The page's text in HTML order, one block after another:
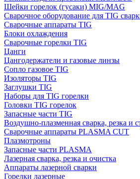
Шейки горелок (гусаки) MIG/MAG
Сварочное оборудование для TIG
Сварочные аппараты TIG
Блоки охлаждения
Сварочные горелки TIG
Цанги
Цангодержатели и газовые линзы
Сопло газовое TIG
Изоляторы TIG
Заглушки TIG
Наборы для TIG горелки
Головки TIG горелок
Запасные части TIG
Воздушно-плазменная сварка, резка и
Сварочные аппараты PLASMA CUT
Плазмотроны
Запасные части PLASMA
Лазерная сварка, резка и очистка
Аппараты лазерной сварки
Горелки лазерные